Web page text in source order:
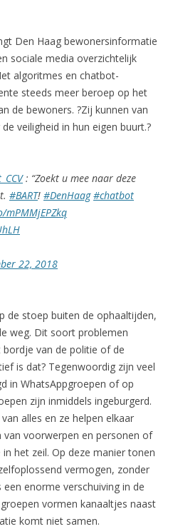
Den Haag bewonersinformatie
sociale media overzichtelijk
algoritmes en chatbot-
steeds meer beroep op het
de bewoners. ?Zij kunnen van
veiligheid in hun eigen buurt.?
: “Zoekt u mee naar deze
#BART! #DenHaag #chatbot
22, 2018
de stoep buiten de ophaaltijden,
weg. Dit soort problemen
van de politie of de
is dat? Tegenwoordig zijn veel
in WhatsAppgroepen of op
zijn inmiddels ingeburgerd.
alles en ze helpen elkaar
voorwerpen en personen of
het zeil. Op deze manier tonen
vermogen, zonder
enorme verschuiving in de
vormen kanaaltjes naast
komt niet samen.